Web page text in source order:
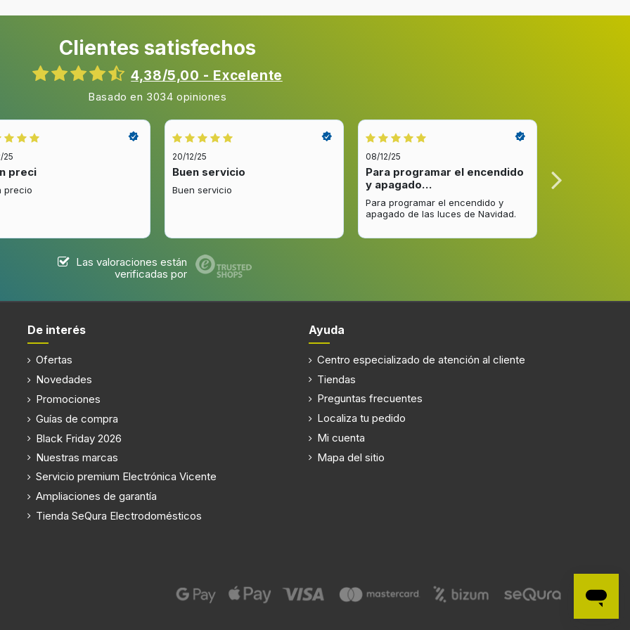
Tipo de suministro de agua Suministro externo de agua
Dispensador cubitos
Picahielos
Tecnología invertida
Frigorífico, número de
4
verduras
Luz interior de la nevera
6
Función de congelado rápido
Clientes satisfechos
4,38/5,00 - Excelente
Basado en 3034 opiniones
25
preci
precio
20/12/25
Buen servicio
Buen servicio
08/12/25
Para programar el encendido
y apagado…
Para programar el encendido y
apagado de las luces de Navidad.
venta y…
Las valoraciones están
verificadas por
De interés
Ofertas
Novedades
Promociones
Guías de compra
Black Friday 2026
Nuestras marcas
Servicio premium Electrónica Vicente
Ampliaciones de garantía
Tienda SeQura Electrodomésticos
Ayuda
Centro especializado de atención al cliente
Tiendas
Preguntas frecuentes
Localiza tu pedido
Mi cuenta
Mapa del sitio